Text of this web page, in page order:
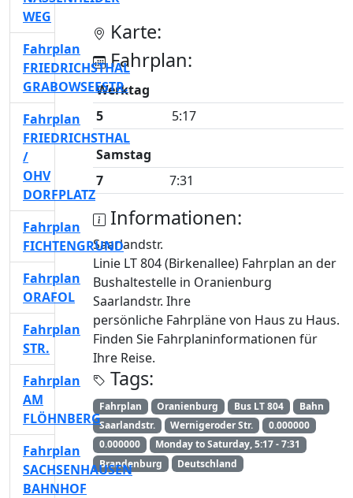
Karte:
Fahrplan:
Werktag
5
5:17
Samstag
7
7:31
Informationen:
Saarlandstr.
Linie LT 804 (Birkenallee) Fahrplan an der
Bushaltestelle in Oranienburg
Saarlandstr. Ihre
persönliche Fahrpläne von Haus zu Haus.
Finden Sie Fahrplaninformationen für
Ihre Reise.
Tags:
Fahrplan Oranienburg Bus LT 804
Bahn
Saarlandstr.
Wernigeroder Str.
0.000000
0.000000
Monday to Saturday, 5:17 - 7:31
Brandenburg
Deutschland
WEG
Fahrplan
FRIEDRICHSTHAL
GRABOWSEESTR.
Fahrplan
FRIEDRICHSTHAL
/
OHV
DORFPLATZ
Fahrplan
FICHTENGRUND
Fahrplan
ORAFOL
Fahrplan
STR.
Fahrplan
AM
FLÖHNBERG
Fahrplan
SACHSENHAUSEN
BAHNHOF